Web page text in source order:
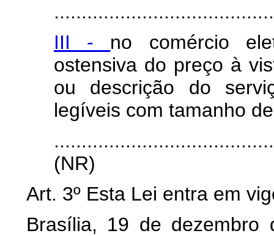
III - no comércio
ostensiva do preço à
ou descrição do
legíveis com tamanho
(NR)
Art. 3º Esta Lei entra em
Brasília, 19 de dezembro